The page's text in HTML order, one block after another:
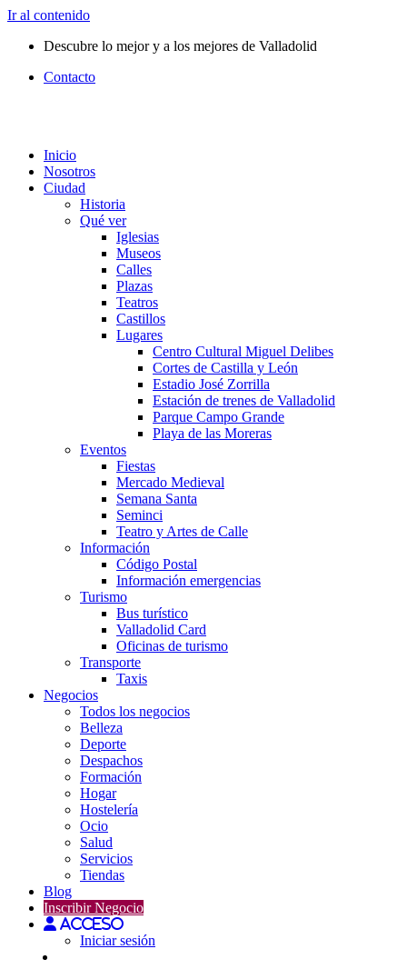
Ir al contenido
Descubre lo mejor y a los mejores de Valladolid
Contacto
Inicio
Nosotros
Ciudad
Historia
Qué ver
Iglesias
Museos
Calles
Plazas
Teatros
Castillos
Lugares
Centro Cultural Miguel Delibes
Cortes de Castilla y León
Estadio José Zorrilla
Estación de trenes de Valladolid
Parque Campo Grande
Playa de las Moreras
Eventos
Fiestas
Mercado Medieval
Semana Santa
Seminci
Teatro y Artes de Calle
Información
Código Postal
Información emergencias
Turismo
Bus turístico
Valladolid Card
Oficinas de turismo
Transporte
Taxis
Negocios
Todos los negocios
Belleza
Deporte
Despachos
Formación
Hogar
Hostelería
Ocio
Salud
Servicios
Tiendas
Blog
Inscribir Negocio
Acceso
Iniciar sesión